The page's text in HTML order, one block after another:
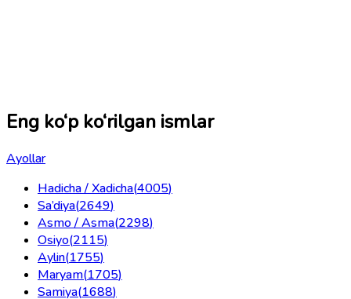
Eng ko‘p ko‘rilgan ismlar
Ayollar
Hadicha / Xadicha(4005)
Sa’diya(2649)
Asmo / Asma(2298)
Osiyo(2115)
Aylin(1755)
Maryam(1705)
Samiya(1688)